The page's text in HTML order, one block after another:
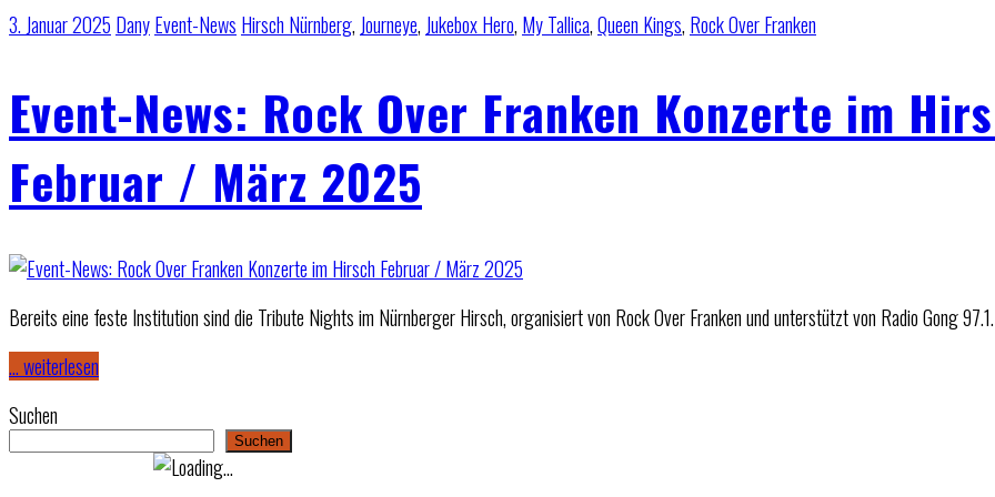
3. Januar 2025 DanyEvent-News Hirsch Nürnberg, Journeye, Jukebox Hero, My Tallica,Queen Kings, Rock Over Franken
Event-News: Rock Over Franken Konzerte im
Februar / März 2025
Bereits eine feste Institution sind die Tribute Nights im Nürnberger Hirsch, organisiert von Rock Over Franken und unterstützt von Radio Gong 97.1.
… weiterlesen
Suchen
Suchen